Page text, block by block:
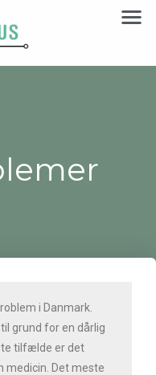
i Danmark.
grund for en dårlig
tilfælde er det
medicin. Det meste